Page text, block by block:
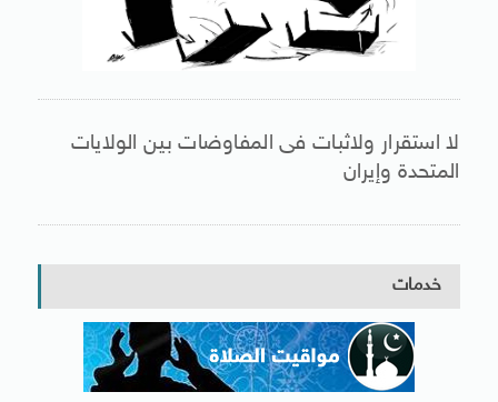
لا استقرار ولاثبات فى المفاوضات بين الولايات
المتحدة وإيران
خدمات